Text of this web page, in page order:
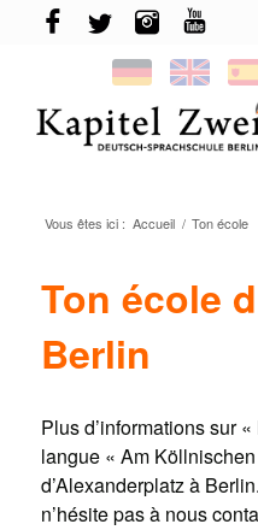
Inscris-toi
Apprendre
TELC & TestDaF
Vivre à Berlin
Nouveautés
Vous êtes ici : Accueil / Ton école
Ton école
Berlin
Plus d’informations sur
langue « Am
d’Alexanderplatz à
n’hésite pas à nous